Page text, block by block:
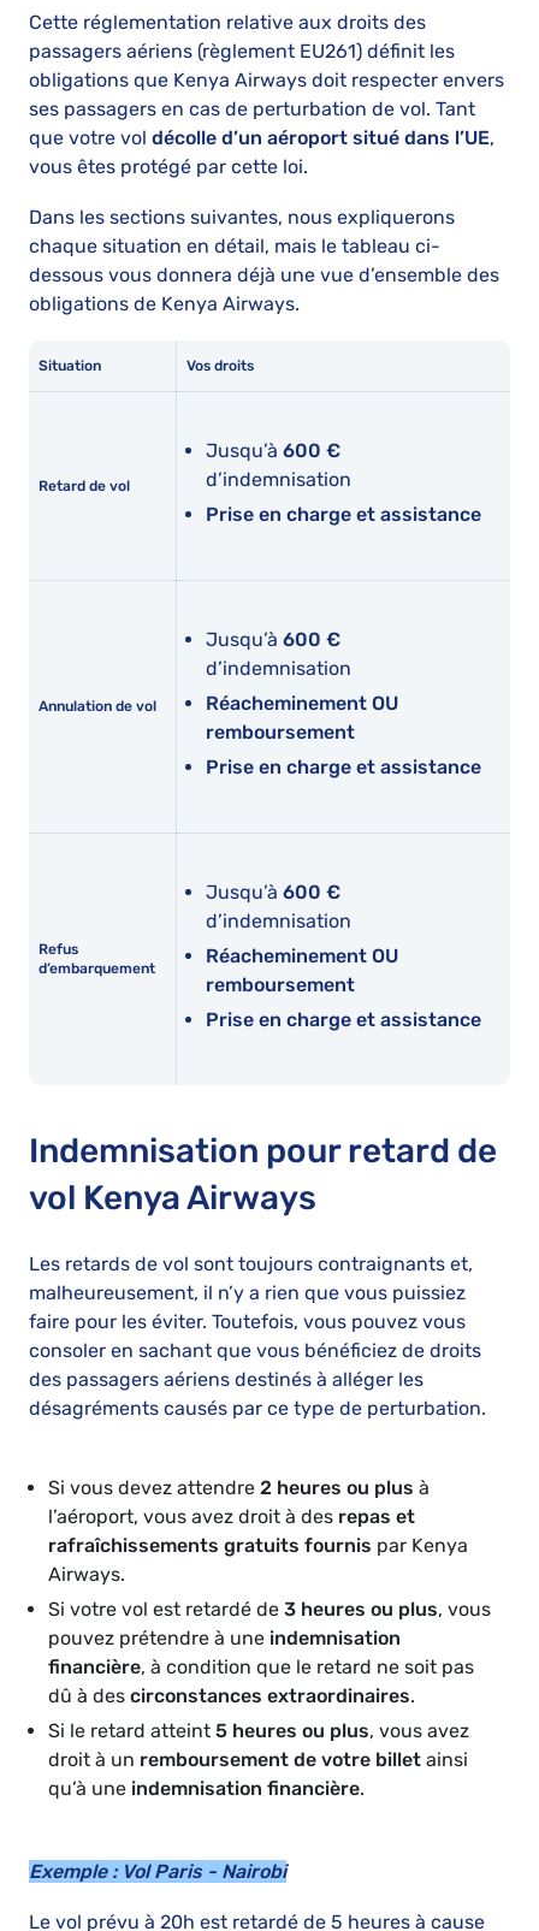
Cette réglementation relative aux droits des
passagers aériens (règlement EU261) définit les
obligations que Kenya Airways doit respecter envers
ses passagers en cas de perturbation de vol. Tant
que votre vol décolle d’un aéroport situé dans l’UE,
vous êtes protégé par cette loi.
Dans les sections suivantes, nous expliquerons
chaque situation en détail, mais le tableau ci-
dessous vous donnera déjà une vue d’ensemble des
obligations de Kenya Airways.
Situation Vos droits
Retard de vol
Jusqu’à 600 €
d’indemnisation
Prise en charge et assistance
Annulation de vol
Jusqu’à 600 €
d’indemnisation
Réacheminement OU
remboursement
Prise en charge et assistance
Refus
d’embarquement
Jusqu’à 600 €
d’indemnisation
Réacheminement OU
remboursement
Prise en charge et assistance
Indemnisation pour retard de
vol Kenya Airways
Les retards de vol sont toujours contraignants et,
malheureusement, il n’y a rien que vous puissiez
faire pour les éviter. Toutefois, vous pouvez vous
consoler en sachant que vous bénéficiez de droits
des passagers aériens destinés à alléger les
désagréments causés par ce type de perturbation.
Si vous devez attendre 2 heures ou plus à
l’aéroport, vous avez droit à des repas et
rafraîchissements gratuits fournis par Kenya
Airways.
Si votre vol est retardé de 3 heures ou plus, vous
pouvez prétendre à une indemnisation
financière, à condition que le retard ne soit pas
dû à des circonstances extraordinaires.
Si le retard atteint 5 heures ou plus, vous avez
droit à un remboursement de votre billet ainsi
qu’à une indemnisation financière.
Exemple : Vol Paris - Nairobi
Le vol prévu à 20h est retardé de 5 heures à cause